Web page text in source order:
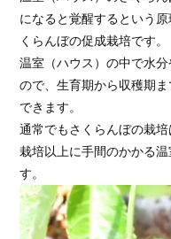
になると覚醒するという
くらんぼの促成栽培です。
温室（ハウス）の中で水
ので、生育期から収穫期
できます。
通常でもさくらんぼの栽
栽培以上に手間のかかる
す。